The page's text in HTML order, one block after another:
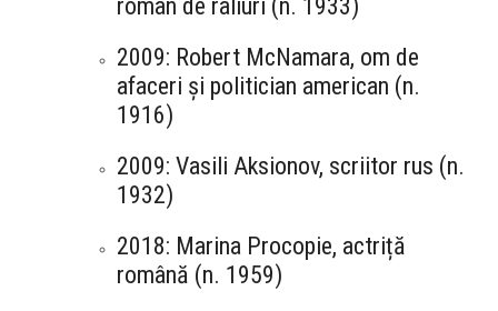
român de raliuri (n. 1933)
2009: Robert McNamara, om de
afaceri și politician american (n.
1916)
2009: Vasili Aksionov, scriitor rus (n.
1932)
2018: Marina Procopie, actriță
română (n. 1959)